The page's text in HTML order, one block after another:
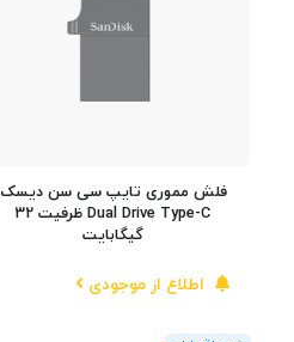
فلش مموری تایپ سی سن دیسک
Dual Drive Type-C ظرفیت 32
گیگابایت
اطلاع از موجودی